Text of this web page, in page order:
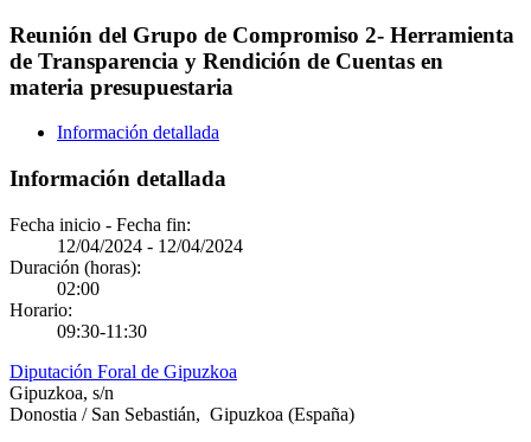
Reunión del Grupo de Compromiso 2- Herramienta
de Transparencia y Rendición de Cuentas en
materia presupuestaria
Información detallada
Información detallada
Fecha inicio - Fecha fin:
12/04/2024 - 12/04/2024
Duración (horas):
02:00
Horario:
09:30-11:30
Diputación Foral de Gipuzkoa
Gipuzkoa, s/n
Donostia / San Sebastián, Gipuzkoa (España)